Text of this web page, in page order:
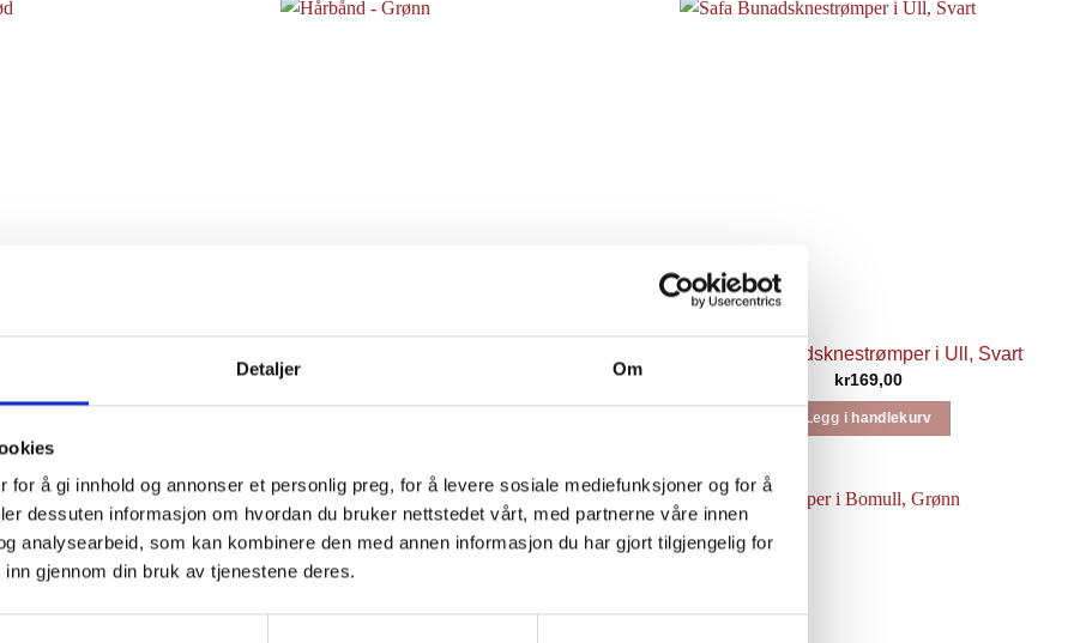
Detaljer Om
for å gi innhold og annonser et personlig preg, for å levere sosiale mediefunksjoner og for å
dessuten informasjon om hvordan du bruker nettstedet vårt, med partnerne våre innen
analysearbeid, som kan kombinere den med annen informasjon du har gjort tilgjengelig for
gjennom din bruk av tjenestene deres.
Safa Bunadsknestrømper i Ull, Svart
kr169,00
Legg i handlekurv